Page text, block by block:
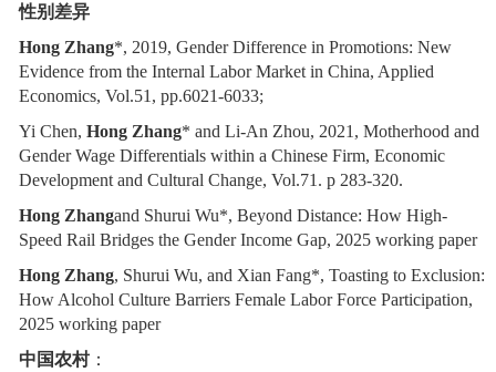
性别差异
Hong Zhang*, 2019, Gender Difference in Promotions: New
Evidence from the Internal Labor Market in China, Applied
Economics, Vol.51, pp.6021-6033;
Yi Chen, Hong Zhang* and Li-An Zhou, 2021, Motherhood and
Gender Wage Differentials within a Chinese Firm, Economic
Development and Cultural Change, Vol.71. p 283-320.
Hong Zhangand Shurui Wu*, Beyond Distance: How High-
Speed Rail Bridges the Gender Income Gap, 2025 working paper
Hong Zhang, Shurui Wu, and Xian Fang*, Toasting to Exclusion:
How Alcohol Culture Barriers Female Labor Force Participation,
2025 working paper
中国农村 ：